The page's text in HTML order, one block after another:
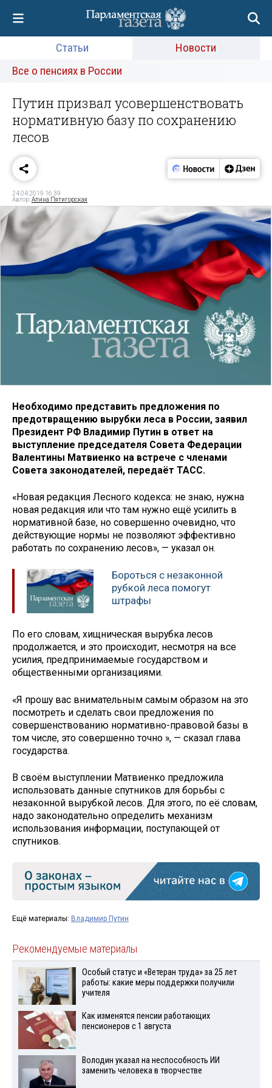
Статьи
Новости
Все о пенсиях в России
Путин призвал усовершенствовать
нормативную базу по сохранению
лесов
24.04.2019 16:39
Автор:Алина Пятигорская
Необходимо представить предложения по
предотвращению вырубки леса в России, заявил
Президент РФ Владимир Путин в ответ на
выступление председателя Совета Федерации
Валентины Матвиенко на встрече с членами
Совета законодателей, передаёт ТАСС.
«Новая редакция Лесного кодекса: не знаю, нужна
новая редакция или что там нужно ещё усилить в
нормативной базе, но совершенно очевидно, что
действующие нормы не позволяют эффективно
работать по сохранению лесов», — указал он.
Бороться с незаконной
рубкой леса помогут
штрафы
По его словам, хищническая вырубка лесов
продолжается, и это происходит, несмотря на все
усилия, предпринимаемые государством и
общественными организациями.
«Я прошу вас внимательным самым образом на это
посмотреть и сделать свои предложения по
совершенствованию нормативно-правовой базы в
том числе, это совершенно точно », — сказал глава
государства.
В своём выступлении Матвиенко предложила
использовать данные спутников для борьбы с
незаконной вырубкой лесов. Для этого, по её словам,
надо законодательно определить механизм
использования информации, поступающей от
спутников.
Ещё материалы: Владимир Путин
Рекомендуемые материалы
Особый статус и «Ветеран труда» за 25 лет
работы: какие меры поддержки получили
учителя
Как изменятся пенсии работающих
пенсионеров с 1 августа
Володин указал на неспособность ИИ
заменить человека в творчестве